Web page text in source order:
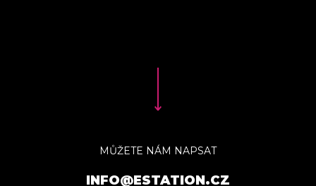
MŮŽETE NÁM NAPSAT
INFO@ESTATION.CZ